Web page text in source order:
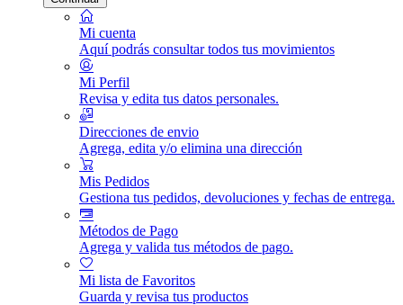
Mi cuenta
Aquí podrás consultar todos tus movimientos
Mi Perfil
Revisa y edita tus datos personales.
Direcciones de envio
Agrega, edita y/o elimina una dirección
Mis Pedidos
Gestiona tus pedidos, devoluciones y fechas de entrega.
Métodos de Pago
Agrega y valida tus métodos de pago.
Mi lista de Favoritos
Guarda y revisa tus productos